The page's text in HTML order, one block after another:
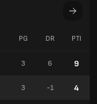
PG DR PTI
3 6 9
3 -1 4